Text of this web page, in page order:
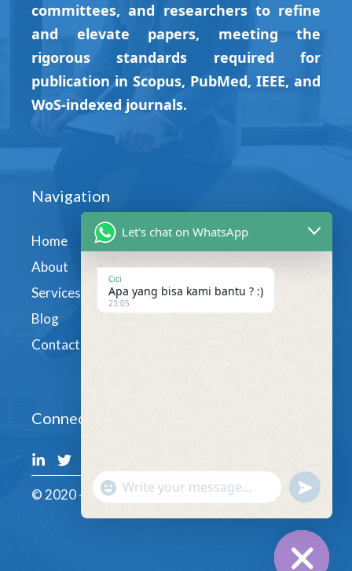
committees, and researchers to refine
and elevate papers, meeting the
rigorous standards required for
publication in Scopus, PubMed, IEEE, and
WoS-indexed journals.
Navigation
Home
About
Services
Blog
Contact
Connect
© 2020 - GoodLingua.com
Let's chat on WhatsApp
Cici
Apa yang bisa kami bantu ? :)
23:05
"+chaty_settings.lang.emoji_picker+"
WhatsApp
Message